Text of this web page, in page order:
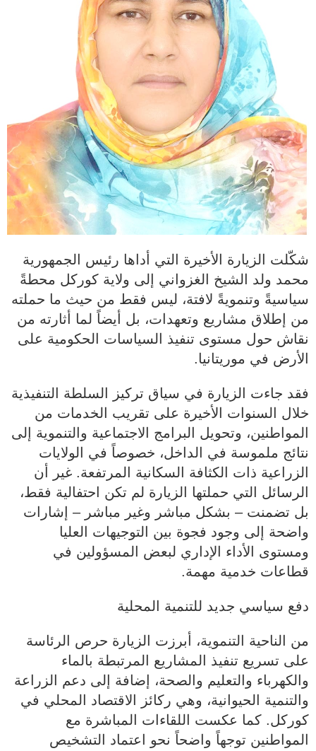
شكّلت الزيارة الأخيرة التي أداها رئيس الجمهورية
محمد ولد الشيخ الغزواني إلى ولاية كوركل محطةً
سياسيةً وتنمويةً لافتة، ليس فقط من حيث ما حملته
من إطلاق مشاريع وتعهدات، بل أيضاً لما أثارته من
نقاش حول مستوى تنفيذ السياسات الحكومية على
الأرض في موريتانيا.
فقد جاءت الزيارة في سياق تركيز السلطة التنفيذية
خلال السنوات الأخيرة على تقريب الخدمات من
المواطنين، وتحويل البرامج الاجتماعية والتنموية إلى
نتائج ملموسة في الداخل، خصوصاً في الولايات
الزراعية ذات الكثافة السكانية المرتفعة. غير أن
الرسائل التي حملتها الزيارة لم تكن احتفالية فقط،
بل تضمنت – بشكل مباشر وغير مباشر – إشارات
واضحة إلى وجود فجوة بين التوجيهات العليا
ومستوى الأداء الإداري لبعض المسؤولين في
قطاعات خدمية مهمة.
دفع سياسي جديد للتنمية المحلية
من الناحية التنموية، أبرزت الزيارة حرص الرئاسة
على تسريع تنفيذ المشاريع المرتبطة بالماء
والكهرباء والتعليم والصحة، إضافة إلى دعم الزراعة
والتنمية الحيوانية، وهي ركائز الاقتصاد المحلي في
كوركل. كما عكست اللقاءات المباشرة مع
المواطنين توجهاً واضحاً نحو اعتماد التشخيص